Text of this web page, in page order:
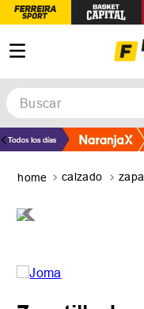
Buscar
calzado
TÉRMINOS MÁS
3.
5
medias